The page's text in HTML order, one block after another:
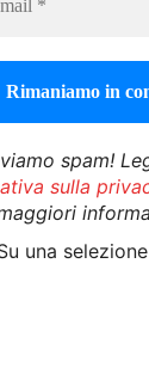
spam!
sulla
una